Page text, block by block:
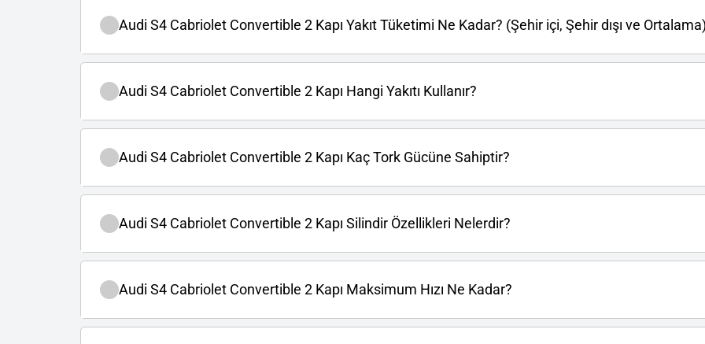
Audi S4 Cabriolet Convertible 2 Kapı Yakıt Tüketimi Ne Kadar? (Şehir içi, Şehir dışı ve
Audi S4 Cabriolet Convertible 2 Kapı Hangi Yakıtı Kullanır?
Audi S4 Cabriolet Convertible 2 Kapı Kaç Tork Gücüne Sahiptir?
Audi S4 Cabriolet Convertible 2 Kapı Silindir Özellikleri Nelerdir?
Audi S4 Cabriolet Convertible 2 Kapı Maksimum Hızı Ne Kadar?